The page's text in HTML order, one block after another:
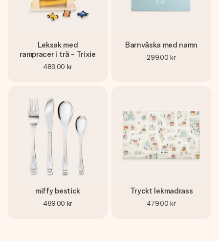
Leksak med
rampracer i trä - Trixie
489,00 kr
Barnväska med namn
299,00 kr
miffy bestick
489,00 kr
Tryckt lekmadrass
479,00 kr